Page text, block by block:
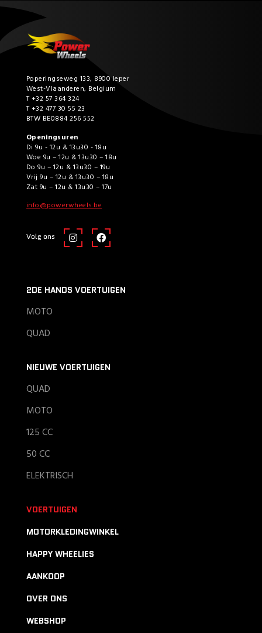
Poperingseweg 133, 8900 Ieper
West-Vlaanderen, Belgium
T +32 57 364 324
T +32 477 30 55 23
BTW BE0884 256 552
Openingsuren
Di 9u - 12u & 13u30 - 18u
Woe 9u – 12u & 13u30 – 18u
Do 9u – 12u & 13u30 – 19u
Vrij 9u – 12u & 13u30 – 18u
Zat 9u – 12u & 13u30 – 17u
info@powerwheels.be
Volg ons
2DE HANDS VOERTUIGEN
MOTO
QUAD
NIEUWE VOERTUIGEN
QUAD
MOTO
125 CC
50 CC
ELEKTRISCH
VOERTUIGEN
MOTORKLEDINGWINKEL
HAPPY WHEELIES
AANKOOP
OVER ONS
WEBSHOP